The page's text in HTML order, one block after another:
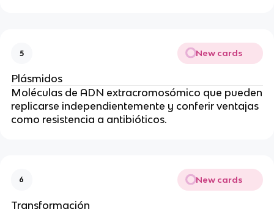
5 New cards
Plásmidos
Moléculas de ADN extracromosómico que pueden
replicarse independientemente y conferir ventajas
como resistencia a antibióticos.
6 New cards
Transformación